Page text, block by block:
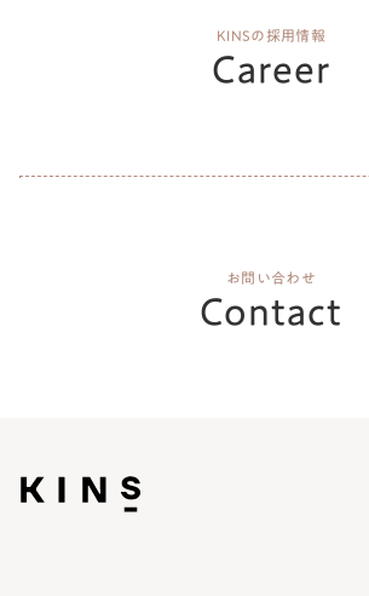
KINSの採用情報
Career
お問い合わせ
Contact